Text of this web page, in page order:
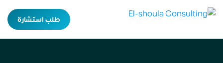
طلب استشارة